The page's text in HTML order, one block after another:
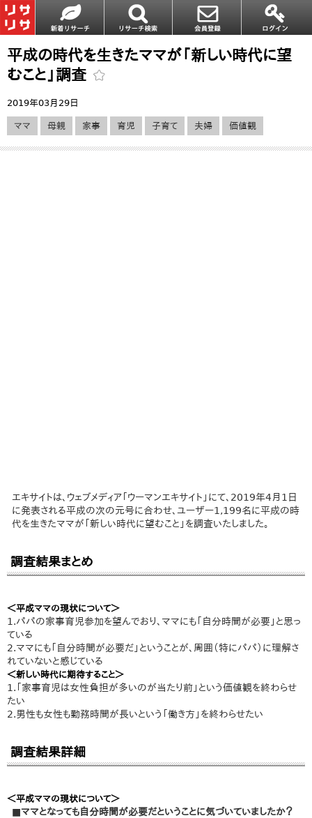
平成の時代を生きたママが「新しい時代に望
むこと」調査
2019年03月29日
ママ 母親 家事 育児 子育て 夫婦 価値観
エキサイトは、ウェブメディア「ウーマンエキサイト」にて、2019年4月1日
に発表される平成の次の元号に合わせ、ユーザー1,199名に平成の時
代を生きたママが「新しい時代に望むこと」を調査いたしました。
調査結果まとめ
＜平成ママの現状について＞
1.パパの家事育児参加を望んでおり、ママにも「自分時間が必要」と思っ
ている
2.ママにも「自分時間が必要だ」ということが、周囲（特にパパ）に理解さ
れていないと感じている
＜新しい時代に期待すること＞
1.「家事育児は女性負担が多いのが当たり前」という価値観を終わらせ
たい
2.男性も女性も勤務時間が長いという「働き方」を終わらせたい
調査結果詳細
＜平成ママの現状について＞
■ママとなっても自分時間が必要だということに気づいていましたか？